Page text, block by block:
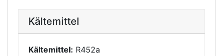
Kältemittel
Kältemittel: R452a